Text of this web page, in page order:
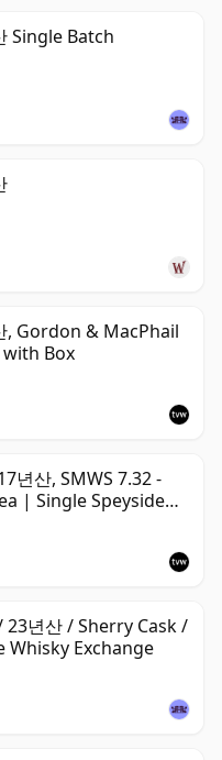
Single Batch
, Gordon & MacPhail
Box
년산, SMWS 7.32 -
| Single Speyside
| 70cl | The
년산 / Sherry Cask /
Exchange